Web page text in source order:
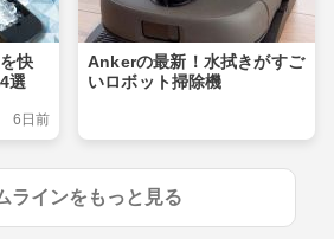
快
選
6日前
Ankerの最新！水拭きがすご
いロボット掃除機
ラインをもっと見る